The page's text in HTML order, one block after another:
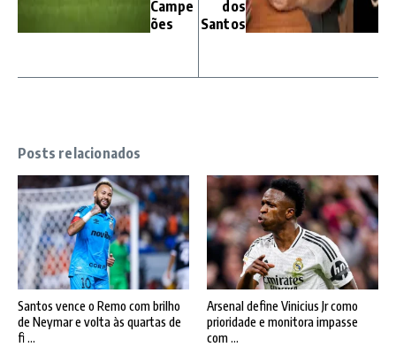
Campe
ões
dos
Santos
Posts relacionados
Santos vence o Remo com brilho
de Neymar e volta às quartas de
fi ...
Arsenal define Vinicius Jr como
prioridade e monitora impasse
com ...